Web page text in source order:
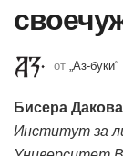
от „Аз-буки“
Бисера Дакова
Институт за